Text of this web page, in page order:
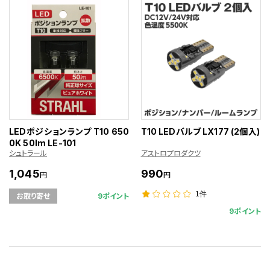
LEDポジションランプ T10 650
0K 50lm LE-101
シュトラール
1,045円
お取り寄せ 9ポイント
T10 LEDバルブ LX177 (2個入)
アストロプロダクツ
990円
1件
9ポイント